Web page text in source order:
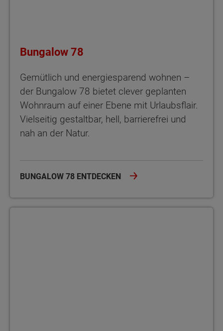
Bungalow 78
Gemütlich und energiesparend wohnen –
der Bungalow 78 bietet clever geplanten
Wohnraum auf einer Ebene mit Urlaubsflair.
Vielseitig gestaltbar, hell, barrierefrei und
nah an der Natur.
BUNGALOW 78 ENTDECKEN